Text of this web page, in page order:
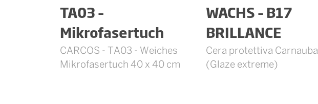
TA03 –
Mikrofasertuch
CARCOS - TA03 - Weiches
Mikrofasertuch 40 x 40 cm
WACHS – B17
BRILLANCE
Cera protettiva Carnauba
(Glaze extreme)